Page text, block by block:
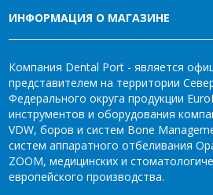
ИНФОРМАЦИЯ О МАГАЗИНЕ
Компания Dental Port - является
представителем на территории
Федерального округа продукции
инструментов и оборудования
VDW, боров и систем Bone
систем аппаратного отбеливания
ZOOM, медицинских и
европейского производства.